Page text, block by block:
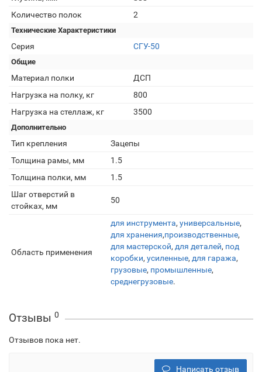
Количество полок
2
Технические Характеристики
Серия СГУ-50
Общие
Материал полки
ДСП
Нагрузка на полку, кг
800
Нагрузка на стеллаж, кг
3500
Дополнительно
Тип крепления
Зацепы
Толщина рамы, мм
1.5
Толщина полки, мм
1.5
Шаг отверстий в
стойках, мм
50
Область применения
для инструмента, универсальные,
для хранения,производственные,
для мастерской, для деталей, под
коробки, усиленные, для гаража,
грузовые, промышленные,
среднегрузовые.
Отзывы 0
Отзывов пока нет.
Написать отзыв